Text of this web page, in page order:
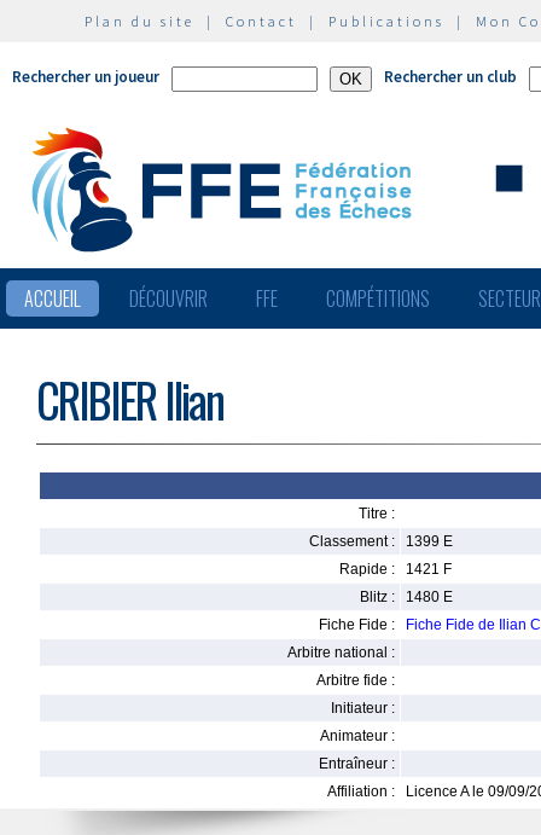
Plan du site | Contact | Publications | Mon
Rechercher un joueur Rechercher un club
ACCUEIL DÉCOUVRIR FFE COMPÉTITIONS
CRIBIER Ilian
Titre :
Classement :
1399 E
Rapide :
1421 F
Blitz :
1480 E
Fiche Fide :
Fiche Fide de Ilian
Arbitre national :
Arbitre fide :
Initiateur :
Animateur :
Entraîneur :
Affiliation :
Licence A le 09/09/